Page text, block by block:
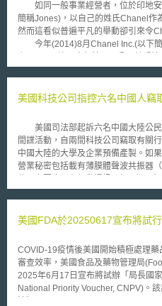
如同一般事業經營者，位於印地安
簡稱Jones)，以自己的姓氏Chanel作
然而這看似普遍平凡的舉動卻引來令
今年(2014)8月Chanel Inc.(以下簡
氣、識別度及良好商譽，其行為可能
Jones使用其名Chanel作為髮廊名稱。 根據Chanel公司的起訴書
Chanel公司寄給Jones停止侵權通知
再將Chanel出現於其髮廊名稱中，隨
up letter)，但Jones始終未作任何回
訟。 經歷了數月之後，於今年12月16日，Jones於此商標戰中屈服，
當庭與Chanel公司達成和解，法官作
2015年2月15日前將所有提及Chanel
值得一提的是，如同起訴狀內容，此
任何個人且非商業性的場合或用來識
行為不會產生任何與Chanel公司密切關連或
大動作維權行為並非首舉，事實上這
早於1924年開始就陸續申請註冊商標
標權，從一系列的維權舉動似乎也可
美國科技公司指控六名中國人竊
美國司法部起訴六名中國大陸公民
間諜活動，自兩間科技公司竊取有關
中國大陸的大學及企業預備產製。如
營業秘密包括載有薄膜體聲波共振器
軍事、國防通訊技術，其作用在於過濾
學攻讀電子工程學博士學位相識，期
Technologies與Skyworks Solutions
別屬於二公司的營業秘密。2006至
學，尋找生產FBAR技術的可能性，
立FBAR技術中心，更在2009年分別
職教授，同時合資成立ROFS精密儀
美國FDA於20250617宣布將試
COVID-19疫情後美國開始積極處理
審查效率，美國食品及藥物管理局
2025年6月17日宣布將試辦「局長國
National Priority Voucher, CNPV)。